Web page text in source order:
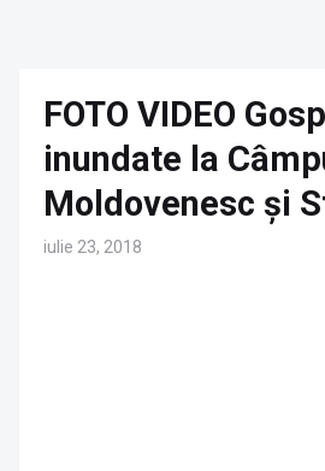
FOTO VIDEO
inundate la
Moldovenesc și
iulie 23, 2018